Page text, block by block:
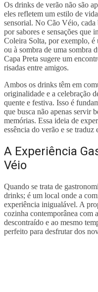
Os drinks de verão não são
eles refletem um estilo de
sensorial. No Cão Véio,
por sabores e sensações que
Coleira Solta, por exemplo, é
ou à sombra de uma sombra
Capa Preta sugere um
risadas entre amigos.
Ambos os drinks têm em
originalidade e a celebração
quente e festiva. Isso é
que busca não apenas servir
memórias. Essa ideia de
essência do verão e se traduz
A Experiência
Véio
Quando se trata de
drinks; é um local onde a
experiência inigualável. A
cozinha contemporânea com
descontraído e ao mesmo
perfeito para desfrutar dos